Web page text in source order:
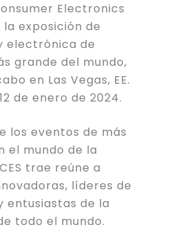
Electronics
la exposición de
electrónica de
grande del mundo,
en Las Vegas, EE.
de enero de 2024.
los eventos de más
el mundo de la
trae reúne a
líderes de
entusiastas de la
todo el mundo.